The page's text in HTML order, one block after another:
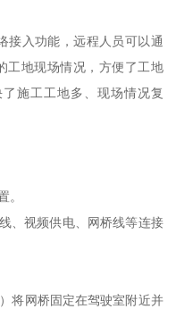
接入功能，远程人员可以通
工地现场情况，方便了工地
施工工地多、现场情况复
。
、视频供电、网桥线等连接
将网桥固定在驾驶室附近并